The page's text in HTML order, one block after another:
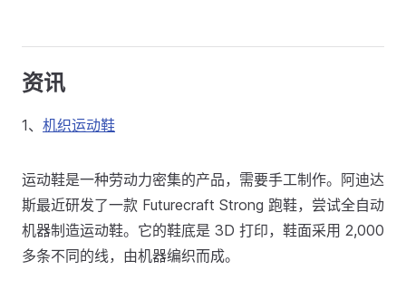
资讯
1、 机织运动鞋
运动鞋是一种劳动力密集的产品，需要手工制作。阿迪达
斯最近研发了一款 Futurecraft Strong 跑鞋，尝试全自动
机器制造运动鞋。它的鞋底是 3D 打印，鞋面采用 2,000
多条不同的线，由机器编织而成。